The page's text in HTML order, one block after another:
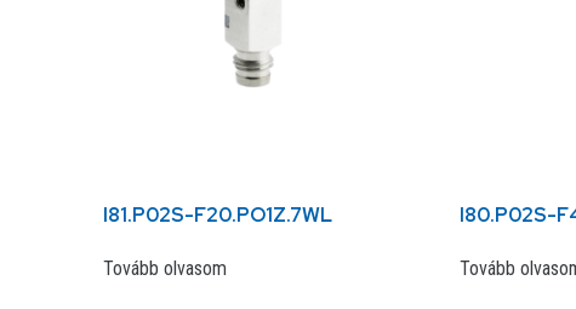
I81.P02S-F20.PO1Z.7WL
Tovább olvasom
I80.P02S-
Tovább